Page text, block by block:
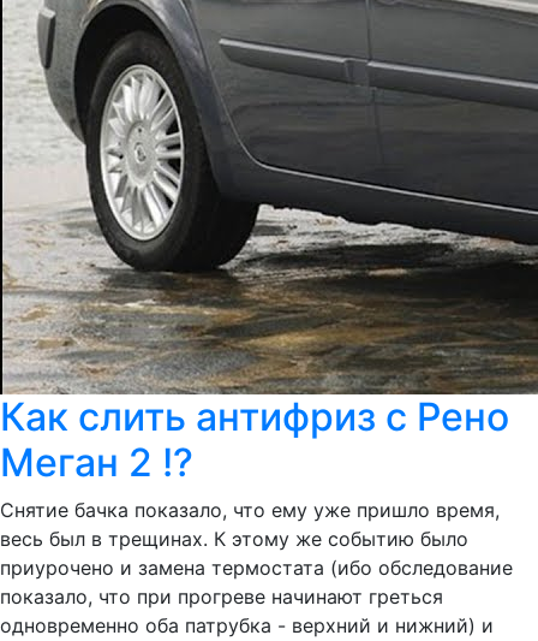
Как слить антифриз с Рено
Меган 2 !?
Снятие бачка показало, что ему уже пришло время,
весь был в трещинах. К этому же событию было
приурочено и замена термостата (ибо обследование
показало, что при прогреве начинают греться
одновременно оба патрубка - верхний и нижний) и